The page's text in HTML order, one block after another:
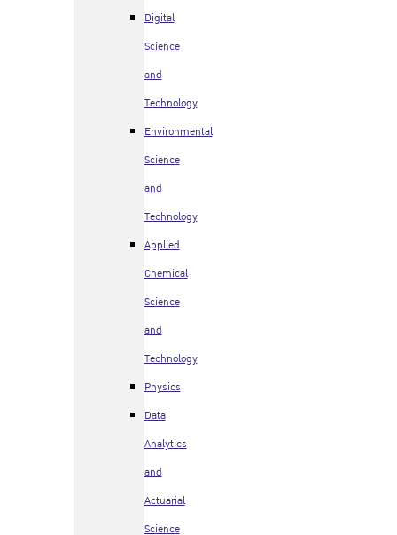
Digital
Science
and
Technology
Environmental
Science
and
Technology
Applied
Chemical
Science
and
Technology
Physics
Data
Analytics
and
Actuarial
Science